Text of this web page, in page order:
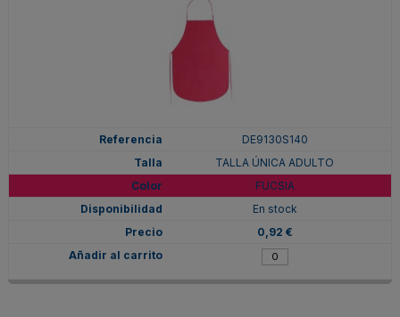
DE9130S140
TALLA ÚNICA ADULTO
FUCSIA
En stock
0,92 €